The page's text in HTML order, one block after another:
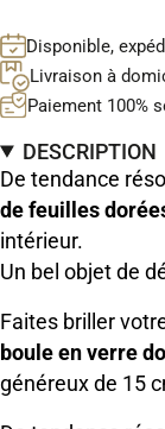
Disponible,
Livraison à
Paiement 100%
DESCRIPTION
De tendance
de feuilles
intérieur.
Un bel objet de
Faites briller
boule en verre
généreux de 15